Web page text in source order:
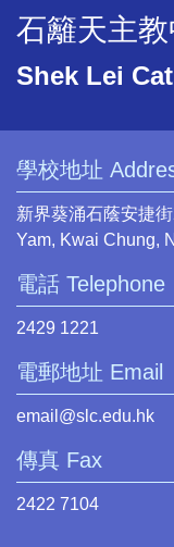
石籬天主
Shek Lei
學校地址
新界葵涌石蔭安捷
Yam, Kwai Chung,
電話 Telephone
2429 1221
電郵地址 Email
email@slc.edu.hk
傳真 Fax
2422 7104